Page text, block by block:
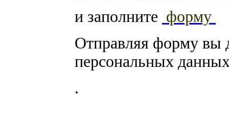
и заполните форму
Отправляя форму вы
персональных
.